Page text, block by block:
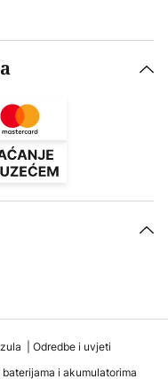
Odredbe i uvjeti
i akumulatorima